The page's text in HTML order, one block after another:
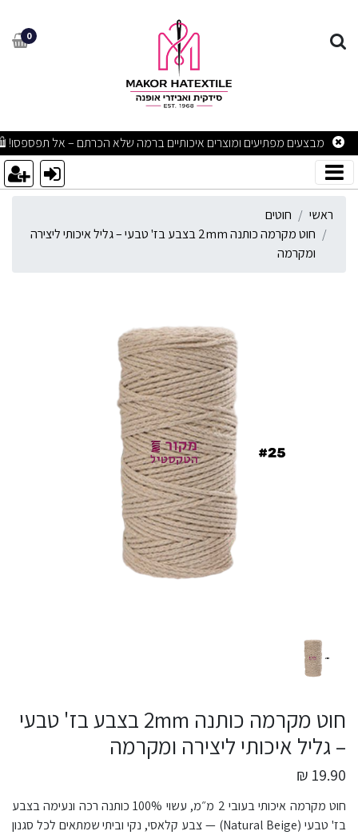
חוט מקרמה כותנה 2mm בצבע בז' טבעי – גליל איכותי ליצירה ומקרמה 0
מבצעים מפתיעים ומוצרים איכותיים ברמה שלא הכרתם – אל
ראשי
חוטים
חוט מקרמה כותנה 2mm בצבע בז' טבעי – גליל איכותי ליצירה
ומקרמה
חוט מקרמה כותנה 2mm בצבע בז' טבעי
– גליל איכותי ליצירה ומקרמה
19.90 ₪
חוט מקרמה איכותי בעובי 2 מ״מ, עשוי 100% כותנה רכה ונעימה בצבע
בז' טבעי (Natural Beige) — צבע קלאסי, נקי וביתי שמתאים לכל סגנון